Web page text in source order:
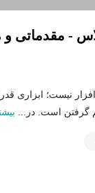
- مقدماتی
نیست؛ ابزاری
گرفتن است. در...